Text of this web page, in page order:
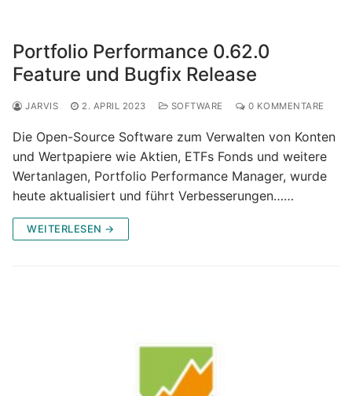
Portfolio Performance 0.62.0
Feature und Bugfix Release
JARVIS 2. APRIL 2023 SOFTWARE 0 KOMMENTARE
Die Open-Source Software zum Verwalten von Konten
und Wertpapiere wie Aktien, ETFs Fonds und weitere
Wertanlagen, Portfolio Performance Manager, wurde
heute aktualisiert und führt Verbesserungen……
WEITERLESEN →